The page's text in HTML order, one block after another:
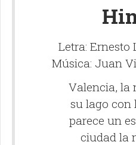
Letra: Ernesto
Música: Juan
Valencia, la
su lago con
parece un
ciudad la